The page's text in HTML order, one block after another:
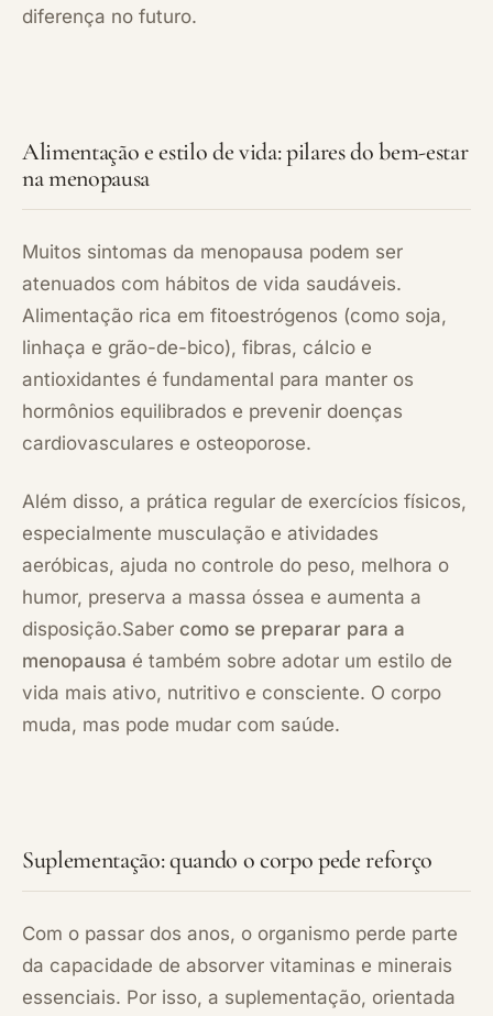
diferença no futuro.
Alimentação e estilo de vida: pilares do bem-estar
na menopausa
Muitos sintomas da menopausa podem ser
atenuados com hábitos de vida saudáveis.
Alimentação rica em fitoestrógenos (como soja,
linhaça e grão-de-bico), fibras, cálcio e
antioxidantes é fundamental para manter os
hormônios equilibrados e prevenir doenças
cardiovasculares e osteoporose.
Além disso, a prática regular de exercícios físicos,
especialmente musculação e atividades
aeróbicas, ajuda no controle do peso, melhora o
humor, preserva a massa óssea e aumenta a
disposição.Saber como se preparar para a
menopausa é também sobre adotar um estilo de
vida mais ativo, nutritivo e consciente. O corpo
muda, mas pode mudar com saúde.
Suplementação: quando o corpo pede reforço
Com o passar dos anos, o organismo perde parte
da capacidade de absorver vitaminas e minerais
essenciais. Por isso, a suplementação, orientada